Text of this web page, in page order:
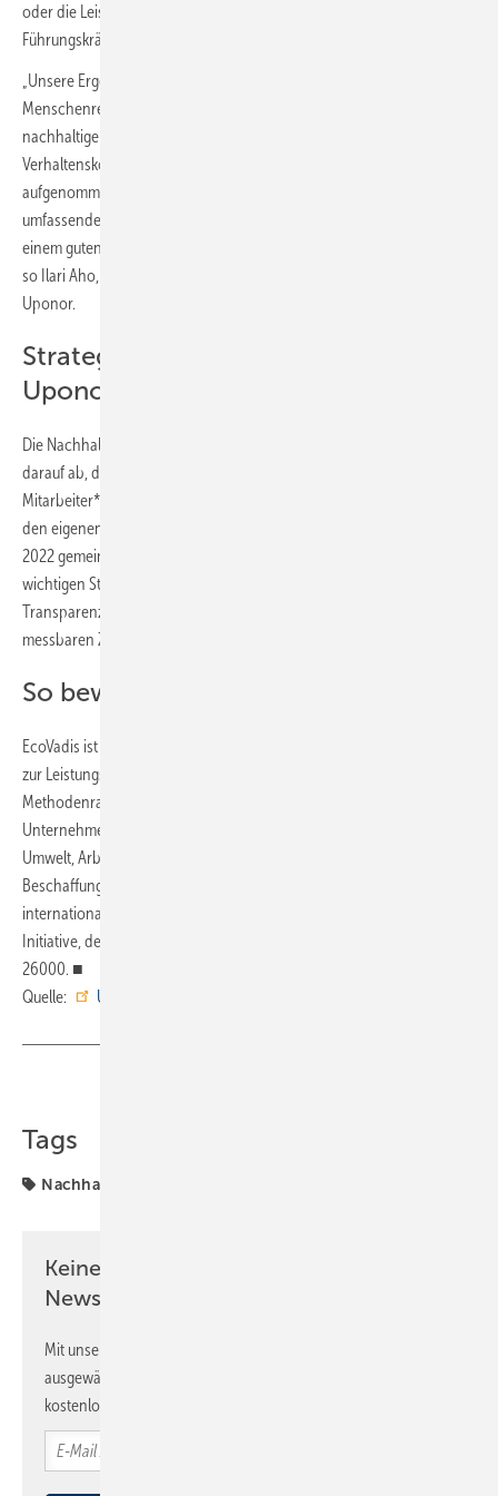
oder die Leistungsbeurteilung von Mitarbeiter*innen und
Führungskräften stehen hier auf dem Prüfstand.
„Unsere Ergebnisse haben sich bspw. in den Bereichen Arbeit und
Menschenrechte noch einmal verbessert. Für eine noch
nachhaltigere Beschaffung haben wir unter anderem einen
Verhaltenskodex für Lieferanten in unsere Liefervereinbarungen
aufgenommen. Zudem unterziehen wir die Lieferanten einer
umfassenden Nachhaltigkeits-Risikobewertung. Hier sind wir auf
einem guten Weg, sehen aber noch weiteres Verbesserungspotenzial“,
so Ilari Aho, Vice President Sustainability & Regulatory Affairs bei
Uponor.
Strategische Nachhaltigkeit bei
Uponor
Die Nachhaltigkeitsagenda ist Teil der Unternehmensstrategie. Sie zielt
darauf ab, den positiven Einfluss von Uponor auf Kund*innen,
Mitarbeiter*innen und die Gesellschaft zu maximieren und gleichzeitig
den eigenen ökologischen Fußabdruck zu minimieren und wurde
2022 gemeinsam mit Kund*innen, Mitarbeitenden und anderen
wichtigen Stakeholdern erstellt. Klimaschutz, Kreislaufwirtschaft und
Transparenz stehen im Fokus der Agenda und sind mit konkreten,
messbaren Zielen hinterlegt.
So bewertet EcoVadis
EcoVadis ist eine Plattform, die Nachhaltigkeitsbewertungen und Tools
zur Leistungsverbesserung für globale Lieferketten bereitstellt. Der
Methodenrahmen bewertet die Richtlinien und Maßnahmen von
Unternehmen sowie ihre veröffentlichten Berichte in Bezug auf
Umwelt, Arbeits- und Menschenrechte, Ethik und nachhaltige
Beschaffung. Die Methodik von EcoVadis basiert auf den
internationalen Nachhaltigkeitsstandards der Global Reporting
Initiative, des United Nations Global Compact (UNGC) und der ISO
26000. ■
Quelle:
Uponor
Tags
Nachhaltigkeit
Keine Zeit? Kein Problem mit dem SBZ
Newsletter!
Mit unserem Newsletter erhalten Sie regelmäßig von uns
ausgewählte Informationen und Neuigkeiten, gebündelt und
kostenlos direkt ins Postfach.